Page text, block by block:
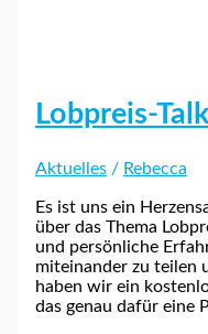
Lobpreis-Talk
Aktuelles/ Rebecca
Es ist uns ein
über das Thema
und persönliche
miteinander zu teilen
haben wir ein
das genau dafür eine